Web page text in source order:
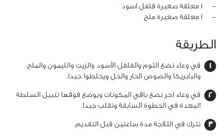
‏-
1 معلقة صغيرة فلفل اسود
‏-
1 معلقة صغيرة ملح
الطريقة
في وعاء نضع الثوم والفلفل الأسود والزيت والليمون والملح
والبابريكا والصوص الحار والخل ويخلطوا جيدا.
في وعاء اخر نضع باقي المكونات ويوضع فوقها تتبيل السلطة
المعدة في الخطوة السابقة وتقلب جيدا.
تترك في الثلاجة مدة ساعتين قبل التقديم.